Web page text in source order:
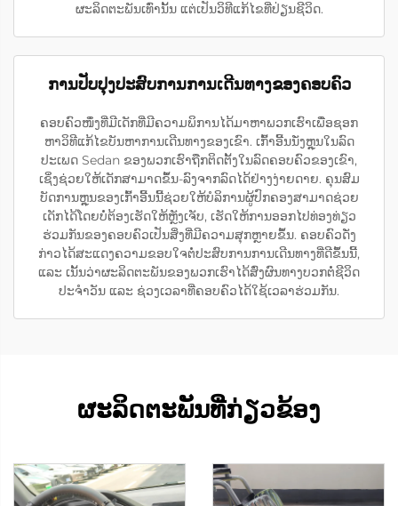
ຜະລິດຕະພັນເທົ່ານັ້ນ ແຕ່ເປັນວິທີແກ້ໄຂທີ່ປ່ຽນຊີວິດ.
ການປັບປຸງປະສົບການການເດີນທາງຂອງຄອບຄົວ
ຄອບຄົວໜຶ່ງທີ່ມີເດັກທີ່ມີຄວາມພິການໄດ້ມາຫາພວກເຮົາເພື່ອຊອກ
ຫາວິທີແກ້ໄຂບັນຫາການເດີນທາງຂອງເຂົາ. ເກົ້າອີ້ນນັ່ງຫຼຸນໃນລົດ
ປະເພດ Sedan ຂອງພວກເຮົາຖືກຕິດຕັ້ງໃນລົດຄອບຄົວຂອງເຂົາ,
ເຊິ່ງຊ່ວຍໃຫ້ເດັກສາມາດຂຶ້ນ-ລົງຈາກລົດໄດ້ຢ່າງງ່າຍດາຍ. ຄຸນສົມ
ບັດການຫຼຸນຂອງເກົ້າອີ້ນນີ້ຊ່ວຍໃຫ້ບໍລິການຜູ້ປົກຄອງສາມາດຊ່ວຍ
ເດັກໄດ້ໂດຍບໍ່ຕ້ອງເຮັດໃຫ້ຫຼັງເຈັບ, ເຮັດໃຫ້ການອອກໄປທ່ອງທ່ຽວ
ຮ່ວມກັນຂອງຄອບຄົວເປັນສິ່ງທີ່ມີຄວາມສຸກຫຼາຍຂຶ້ນ. ຄອບຄົວດັ່ງ
ກ່າວໄດ້ສະແດງຄວາມຂອບໃຈຕໍ່ປະສົບການການເດີນທາງທີ່ດີຂຶ້ນນີ້,
ແລະ ເນັ້ນວ່າຜະລິດຕະພັນຂອງພວກເຮົາໄດ້ສົ່ງຜົນທາງບວກຕໍ່ຊີວິດ
ປະຈຳວັນ ແລະ ຊ່ວງເວລາທີ່ຄອບຄົວໄດ້ໃຊ້ເວລາຮ່ວມກັນ.
ຜະລິດຕະພັນທີ່ກ່ຽວຂ້ອງ